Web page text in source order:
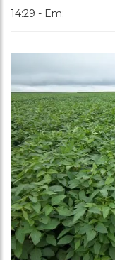
14:29 - Em: